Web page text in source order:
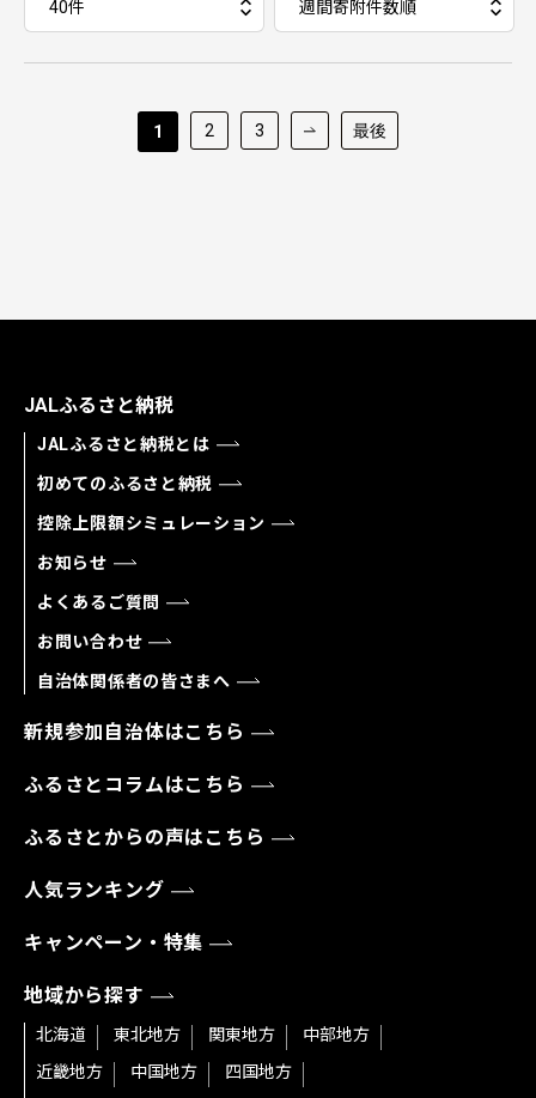
1 2 3 最後
JALふるさと納税
JALふるさと納税とは
初めてのふるさと納税
控除上限額シミュレーション
お知らせ
よくあるご質問
お問い合わせ
自治体関係者の皆さまへ
新規参加自治体はこちら
ふるさとコラムはこちら
ふるさとからの声はこちら
人気ランキング
キャンペーン・特集
地域から探す
北海道 東北地方 関東地方
中部地方
近畿地方
中国地方
四国地方